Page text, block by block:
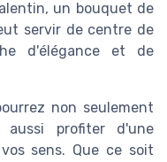
un bouquet de
servir de centre de
d'élégance et de
non seulement
aussi profiter d'une
sens. Que ce soit